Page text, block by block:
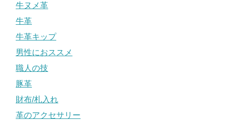
牛ヌメ革
牛革
牛革キップ
男性におススメ
職人の技
豚革
財布/札入れ
革のアクセサリー